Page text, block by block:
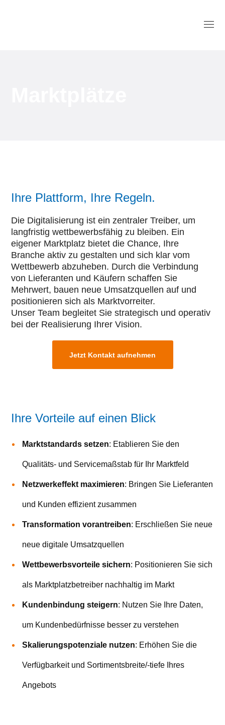
Ihre Plattform, Ihre Regeln.
Die Digitalisierung ist ein zentraler Treiber, um
langfristig wettbewerbsfähig zu bleiben. Ein
eigener Marktplatz bietet die Chance, Ihre
Branche aktiv zu gestalten und sich klar vom
Wettbewerb abzuheben. Durch die Verbindung
von Lieferanten und Käufern schaffen Sie
Mehrwert, bauen neue Umsatzquellen auf und
positionieren sich als Marktvorreiter.
Unser Team begleitet Sie strategisch und operativ
bei der Realisierung Ihrer Vision.
Jetzt Kontakt aufnehmen
Ihre Vorteile auf einen Blick
Marktstandards setzen: Etablieren Sie den
Qualitäts- und Servicemaßstab für Ihr Marktfeld
Netzwerkeffekt maximieren: Bringen Sie Lieferanten
und Kunden effizient zusammen
Transformation vorantreiben: Erschließen Sie neue
neue digitale Umsatzquellen
Wettbewerbsvorteile sichern: Positionieren Sie sich
als Marktplatzbetreiber nachhaltig im Markt
Kundenbindung steigern: Nutzen Sie Ihre Daten,
um Kundenbedürfnisse besser zu verstehen
Skalierungspotenziale nutzen: Erhöhen Sie die
Verfügbarkeit und Sortimentsbreite/-tiefe Ihres
Angebots